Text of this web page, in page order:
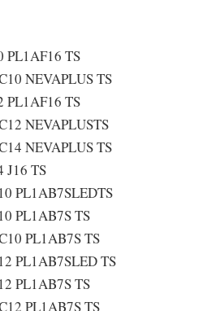
TS
NEVAPLUS TS
TS
NEVAPLUSTS
NEVAPLUS TS
J16 TS
PL1AB7SLEDTS
PL1AB7S TS
PL1AB7S TS
PL1AB7SLED TS
PL1AB7S TS
PL1AB7S TS